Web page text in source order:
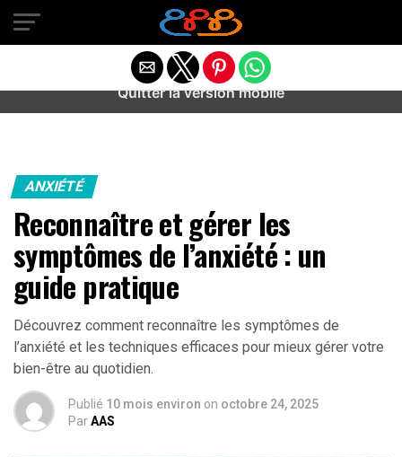
Warning
: preg_match(): Unknown modifier '/' in
/home/u589487443/domains/aideanxietestress.fr/
content/plugins/idev-post-views/includes/class-bots.php
ANXIÉTÉ
Reconnaître et gérer les
symptômes de l’anxiété : un
guide pratique
Découvrez comment reconnaître les symptômes de
l’anxiété et les techniques efficaces pour mieux gérer votre
bien-être au quotidien.
Publié 10 mois environ on octobre 24, 2025
ParAAS
Quitter la version mobile